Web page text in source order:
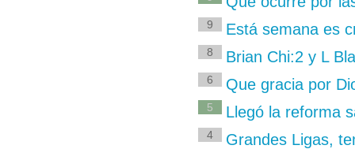
9 Está semana es
8 Brian Chi:2 y L
6 Que gracia por
5 Llegó la reforma
4 Grandes Ligas,